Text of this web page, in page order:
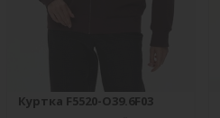
Куртка F5520-O39.6F03